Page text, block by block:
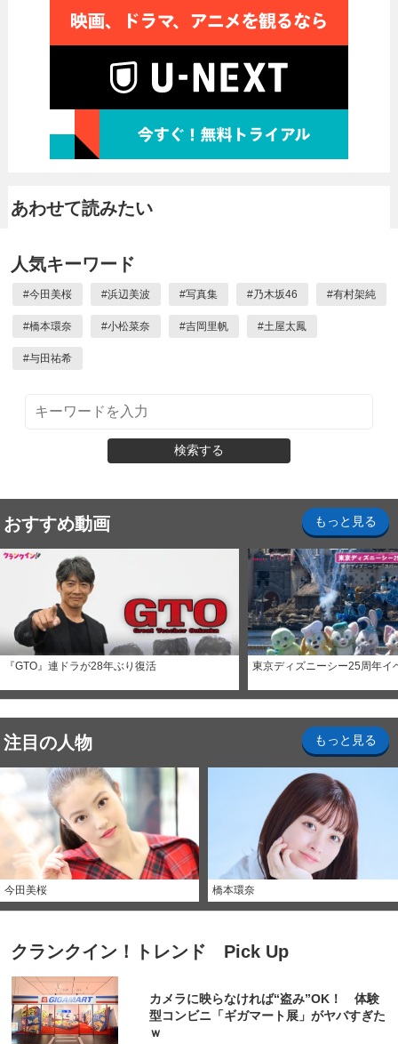
あわせて読みたい
人気キーワード
#今田美桜 #浜辺美波 #写真集 #乃木坂46 #有村架純
#橋本環奈 #小松菜奈 #吉岡里帆 #土屋太鳳
#与田祐希
検索する
おすすめ動画 もっと見る
『GTO』連ドラが28年ぶり復活 東京ディズニーシー25周年イ
注目の人物 もっと見る
今田美桜 橋本環奈
クランクイン！トレンド Pick Up
カメラに映らなければ“盗み”OK！ 体験
型コンビニ「ギガマート展」がヤバすぎた
ｗ